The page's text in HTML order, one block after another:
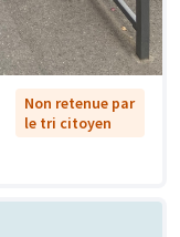
Non retenue par
le tri citoyen